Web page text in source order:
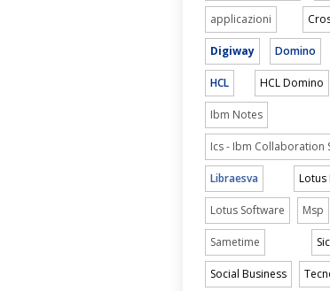
applicazioni
Digiway Domino
HCL HCL Domino
Ibm Notes
Ics - Ibm Collaboration
Libraesva Lotus
Lotus Software Msp
Sametime
Social Business